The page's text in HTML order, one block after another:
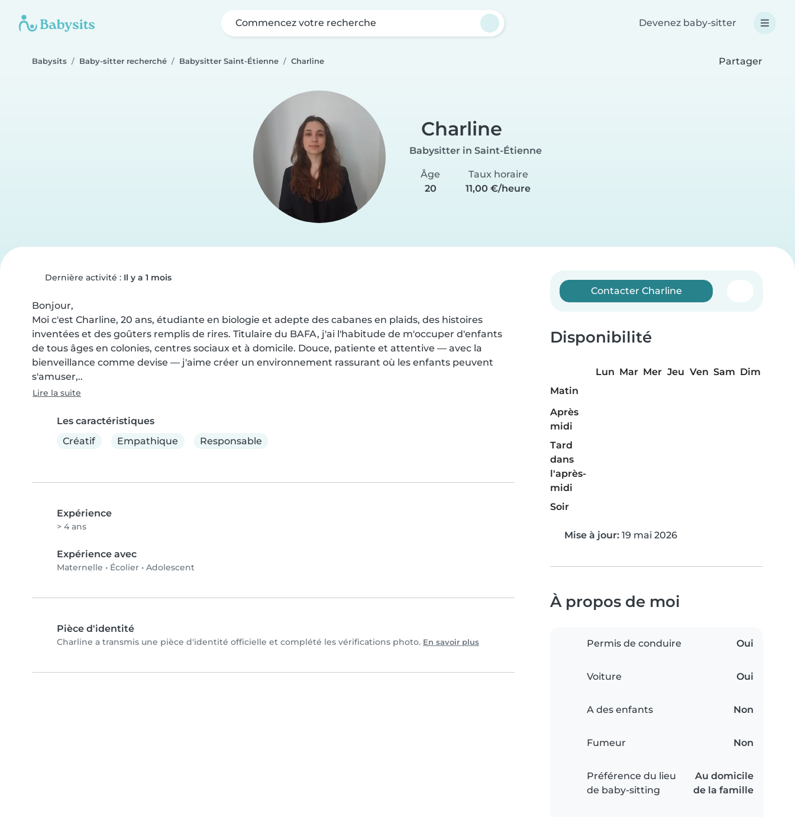
Commencez votre recherche Devenez baby-sitter
Babysits Baby-sitter recherché Babysitter Saint-Étienne Charline Partager
Charline
Babysitter in Saint-Étienne
Âge
20
Taux horaire
11,00 €/heure
Dernière activité : Il y a 1 mois
Bonjour,
Moi c'est Charline, 20 ans, étudiante en biologie et adepte des cabanes en plaids, des histoires
inventées et des goûters remplis de rires. Titulaire du BAFA, j'ai l'habitude de m'occuper d'enfants
de tous âges en colonies, centres sociaux et à domicile. Douce, patiente et attentive — avec la
bienveillance comme devise — j'aime créer un environnement rassurant où les enfants peuvent
s'amuser,..
Lire la suite
Les caractéristiques
Créatif
Empathique Responsable
Expérience
> 4 ans
Expérience avec
Maternelle • Écolier • Adolescent
Pièce d'identité
Charline a transmis une pièce d'identité officielle et complété les vérifications photo. En savoir plus
Contacter Charline
Disponibilité
Lun Mar Mer Jeu Ven Sam Dim
Matin
Après
midi
Tard
dans
l'après-
midi
Soir
Mise à jour: 19 mai 2026
À propos de moi
Permis de conduire Oui
Voiture Oui
A des enfants Non
Fumeur Non
Préférence du lieu
de baby-sitting
Au domicile
de la famille